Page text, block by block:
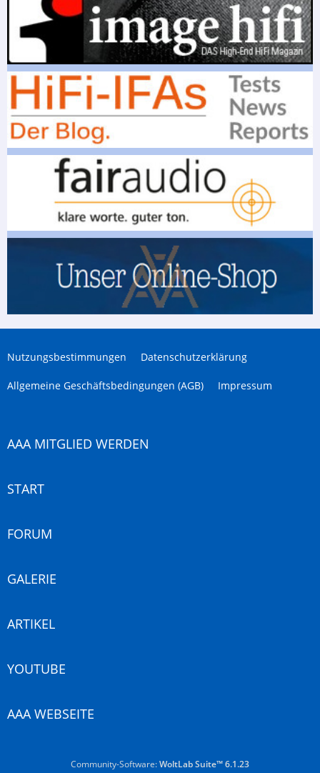
Nutzungsbestimmungen Datenschutzerklärung
Allgemeine Geschäftsbedingungen (AGB) Impressum
AAA MITGLIED WERDEN
START
FORUM
GALERIE
ARTIKEL
YOUTUBE
AAA WEBSEITE
Community-Software:WoltLab Suite™ 6.1.23